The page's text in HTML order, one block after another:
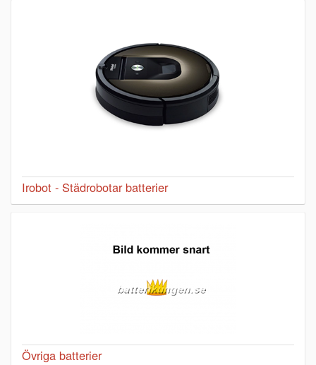
Irobot - Städrobotar batterier
Övriga batterier